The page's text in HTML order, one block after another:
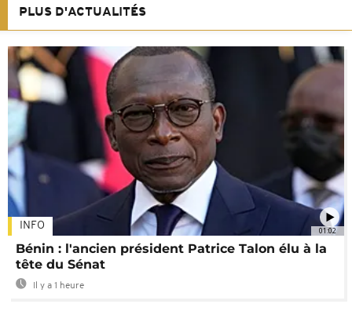
PLUS D'ACTUALITÉS
01:02
INFO
Bénin : l'ancien président Patrice Talon élu à la
tête du Sénat
Il y a 1 heure